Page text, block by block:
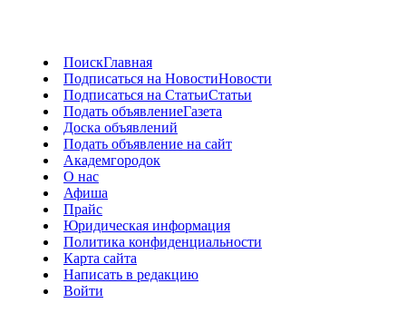
ПоискГлавная
Подписаться на НовостиНовости
Подписаться на СтатьиСтатьи
Подать объявлениеГазета
Доска объявлений
Подать объявление на сайт
Академгородок
О нас
Афиша
Прайс
Юридическая информация
Политика конфиденциальности
Карта сайта
Написать в редакцию
Войти